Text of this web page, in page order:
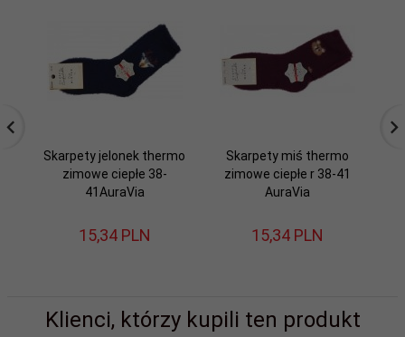
Skarpety jelonek thermo
zimowe ciepłe 38-
41AuraVia
15,34 PLN
Skarpety miś thermo
zimowe ciepłe r 38-41
AuraVia
15,34 PLN
Klienci, którzy kupili ten produkt